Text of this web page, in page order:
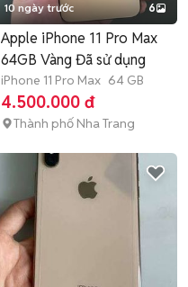
10 ngày trước 6
Apple iPhone 11 Pro Max
64GB Vàng Đã sử dụng
iPhone 11 Pro Max 64 GB
4.500.000 đ
Thành phố Nha Trang